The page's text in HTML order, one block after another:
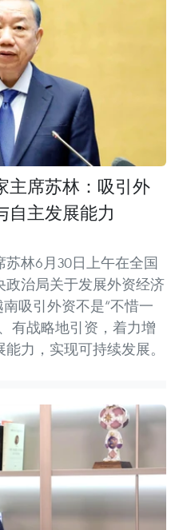
主席苏林：吸引外
自主发展能力
林6月30日上午在全国
治局关于发展外资经济
吸引外资不是“不惜一
有战略地引资，着力增
力，实现可持续发展。